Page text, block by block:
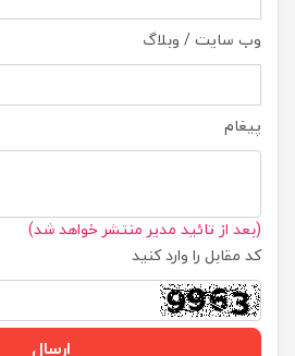
وب سایت / وبلاگ
پیغام
(بعد از تائید مدیر منتشر خواهد شد)
کد مقابل را وارد کنید
ارسال